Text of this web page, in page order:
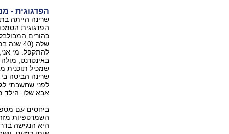
הפדגוגית -
שרינה הייתה
הפדגוגית
כהורים
שלה (40
להתקפל. מי
באינטרנט,
שמכיל תוכנית
שרינה הביטה
לפני שחשבתי
אבא שלו.
ביחסים עם
השמרטפיות
היא הנגישה